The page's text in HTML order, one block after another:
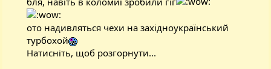
ото надивляться чехи на західноукраїнський
турбохой
Натисніть, щоб розгорнути...